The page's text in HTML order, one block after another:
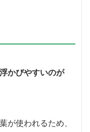
かびやすいのが
が使われるため、